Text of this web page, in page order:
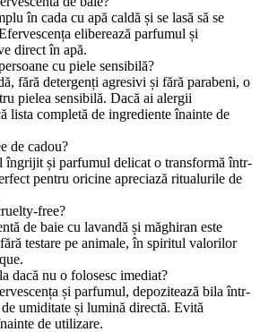
în cada cu apă caldă și se lasă să se
eliberează parfumul și
direct în apă.
cu piele sensibilă?
fără detergenți agresivi și fără parabeni, o
pielea sensibilă. Dacă ai alergii
lista completă de ingrediente înainte de
de cadou?
îngrijit și parfumul delicat o transformă într-
pentru oricine apreciază ritualurile de
free?
de baie cu lavandă și măghiran este
testare pe animale, în spiritul valorilor
dacă nu o folosesc imediat?
și parfumul, depozitează bila într-
umiditate și lumină directă. Evită
de utilizare.